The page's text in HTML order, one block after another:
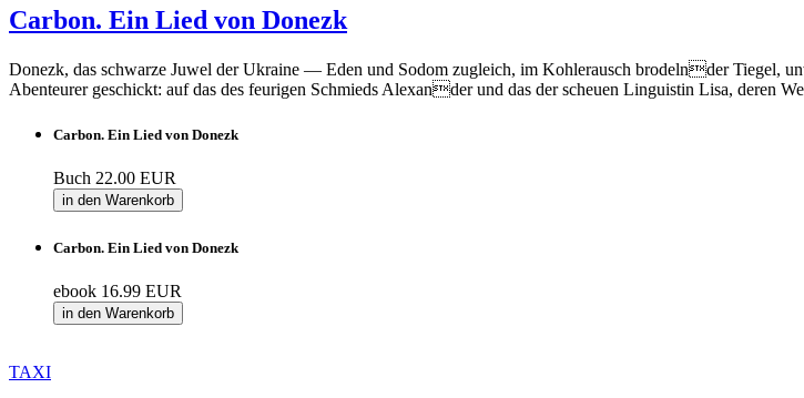
Carbon. Ein Lied von Donezk
Donezk, das schwarze Juwel der Ukraine — Eden und Sodom zugleich, im Kohlerausch brodelnder Tiegel,
Abenteurer geschickt: auf das des feurigen Schmieds Alexander und das der scheuen Linguistin Lisa, deren
Carbon. Ein Lied von Donezk
Buch 22.00 EUR
in den Warenkorb
Carbon. Ein Lied von Donezk
ebook 16.99 EUR
in den Warenkorb
TAXI